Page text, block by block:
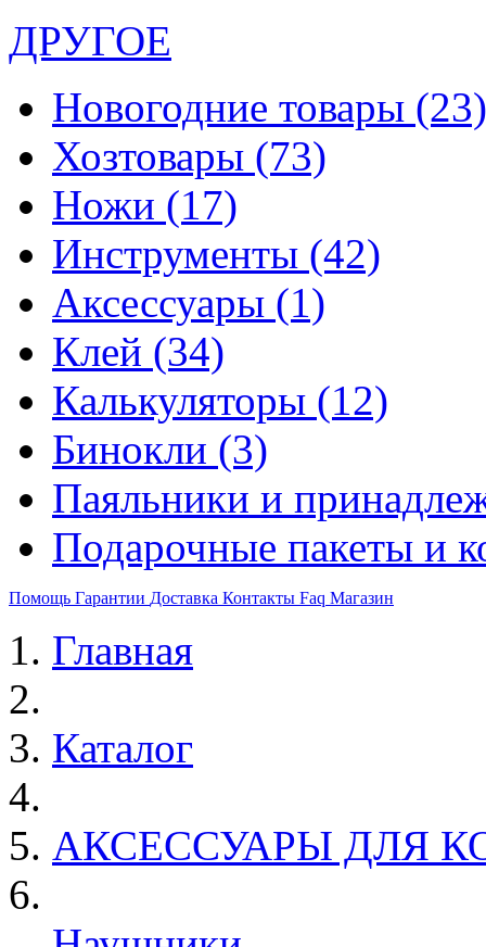
ДРУГОЕ
Новогодние товары (23)
Хозтовары (73)
Ножи (17)
Инструменты (42)
Аксессуары (1)
Клей (34)
Калькуляторы (12)
Бинокли (3)
Паяльники и
Подарочные пакеты и
Помощь Гарантии Доставка Контакты Faq Магазин
Главная
Каталог
АКСЕССУАРЫ ДЛЯ